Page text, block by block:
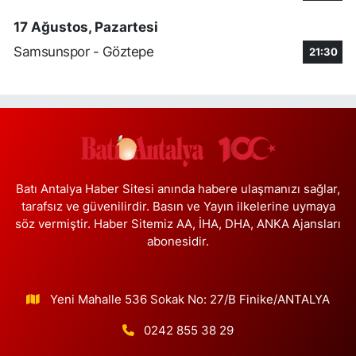
Siyavuşpaşa Mahallesi Adnan Kahveci Bulvarı 154 B MEMORIAL
HASTANESİNİN 100 METRE YUKARISI - FİZİK TEDAVİ
HASTANESİNİN 100 METRE AŞAĞISI
Yaşam Eczanesi
KÖFTECİ YUSUF ARASINDA, TARIM KOOPERATİF MARKETİ
KARŞISI,SAAT KULESİNİN ÇAPRAZINDA
0 (506) 466 78 60 Yol Tarifi Al
Müge Eczanesi
19 Mayıs Mahallesi Bayar Caddesi 55B Acıbadem Kozyatağı
0 (216) 463 14 95 Yol Tarifi Al
Göksun Eczanesi
17 Ağustos, Pazartesi
Samsunspor - Göztepe
21:30
Batı Antalya Haber Sitesi anında habere ulaşmanızı sağlar,
tarafsız ve güvenilirdir. Basın ve Yayın ilkelerine uymaya
söz vermiştir. Haber Sitemiz AA, İHA, DHA, ANKA Ajansları
abonesidir.
Yeni Mahalle 536 Sokak No: 27/B Finike/ANTALYA
0242 855 38 29